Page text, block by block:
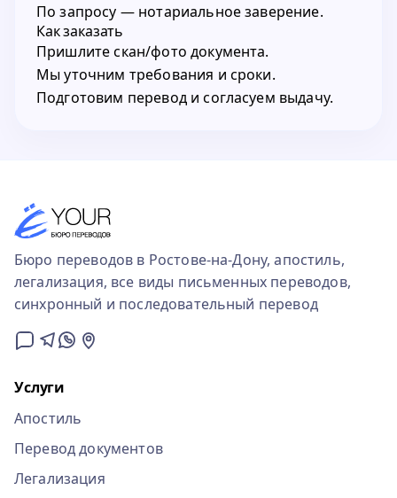
По запросу — нотариальное заверение.
Как заказать
Пришлите скан/фото документа.
Мы уточним требования и сроки.
Подготовим перевод и согласуем выдачу.
Бюро переводов в Ростове-на-Дону, апостиль,
легализация, все виды письменных переводов,
синхронный и последовательный перевод
Услуги
Апостиль
Перевод документов
Легализация